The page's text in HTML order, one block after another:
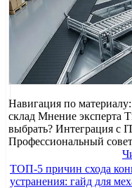
Навигация по
склад Мнение эксперта
выбрать? Интеграция с
Профессиональный
ТОП-5 причин схода
устранения: гайд для